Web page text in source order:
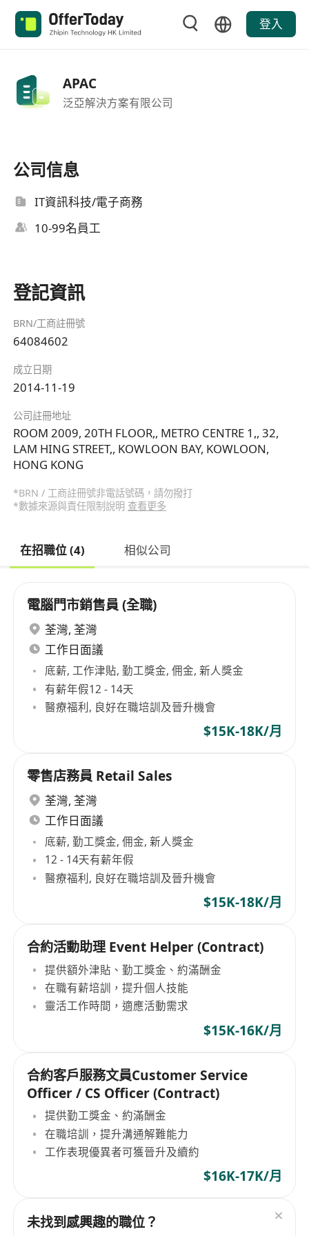
登入
APAC
泛亞解決方案有限公司
公司信息
IT資訊科技/電子商務
10-99名員工
登記資訊
BRN/工商註冊號
64084602
成立日期
2014-11-19
公司註冊地址
ROOM 2009, 20TH FLOOR,, METRO CENTRE 1,, 32,
LAM HING STREET,, KOWLOON BAY, KOWLOON,
HONG KONG
*BRN / 工商註冊號非電話號碼，請勿撥打
*數據來源與責任限制說明 查看更多
在招職位 (4) 相似公司
電腦門市銷售員 (全職)
荃灣, 荃灣
工作日面議
底薪, 工作津貼, 勤工獎金, 佣金, 新人獎金
有薪年假12 - 14天
醫療福利, 良好在職培訓及晉升機會
$15K-18K/月
零售店務員 Retail Sales
荃灣, 荃灣
工作日面議
底薪, 勤工獎金, 佣金, 新人獎金
12 - 14天有薪年假
醫療福利, 良好在職培訓及晉升機會
$15K-18K/月
合約活動助理 Event Helper (Contract)
提供額外津貼、勤工獎金、約滿酬金
在職有薪培訓，提升個人技能
靈活工作時間，適應活動需求
$15K-16K/月
合約客戶服務文員Customer Service
Officer / CS Officer (Contract)
提供勤工獎金、約滿酬金
在職培訓，提升溝通解難能力
工作表現優異者可獲晉升及續約
$16K-17K/月
未找到感興趣的職位？